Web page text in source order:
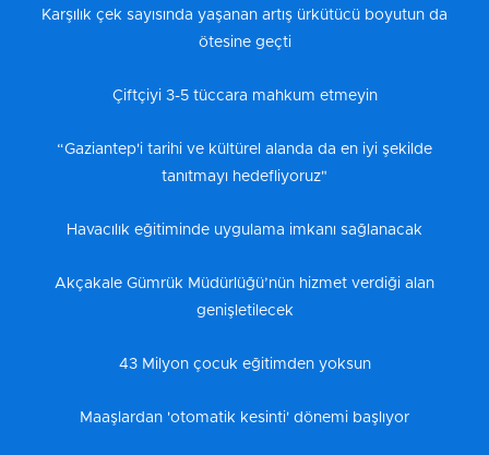
Karşılık çek sayısında yaşanan artış ürkütücü boyutun da
ötesine geçti
Çiftçiyi 3-5 tüccara mahkum etmeyin
“Gaziantep'i tarihi ve kültürel alanda da en iyi şekilde
tanıtmayı hedefliyoruz"
Havacılık eğitiminde uygulama imkanı sağlanacak
Akçakale Gümrük Müdürlüğü’nün hizmet verdiği alan
genişletilecek
43 Milyon çocuk eğitimden yoksun
Maaşlardan 'otomatik kesinti' dönemi başlıyor